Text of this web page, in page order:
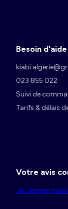
Besoin
023 855 022
Suivi de
Tarifs & délais
Votre avis
Je donne